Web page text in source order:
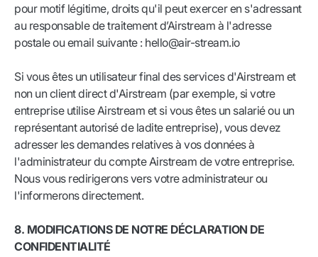
pour motif légitime, droits qu'il peut exercer en s'adressant
au responsable de traitement d’Airstream à l'adresse
postale ou email suivante : hello@air-stream.io
Si vous êtes un utilisateur final des services d'Airstream et
non un client direct d'Airstream (par exemple, si votre
entreprise utilise Airstream et si vous êtes un salarié ou un
représentant autorisé de ladite entreprise), vous devez
adresser les demandes relatives à vos données à
l'administrateur du compte Airstream de votre entreprise.
Nous vous redirigerons vers votre administrateur ou
l'informerons directement.
8. MODIFICATIONS DE NOTRE DÉCLARATION DE
CONFIDENTIALITÉ